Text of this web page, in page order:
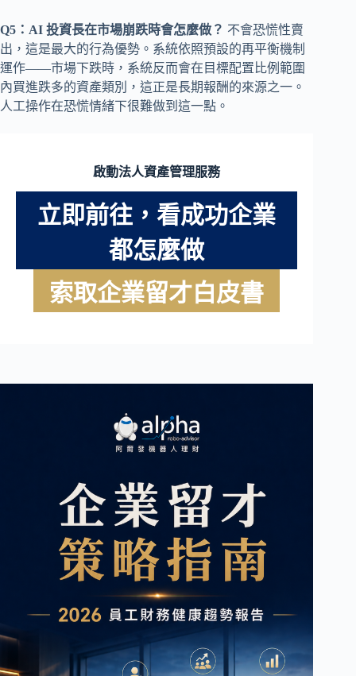
Q5：AI 投資長在市場崩跌時會怎麼做？ 不會恐慌性賣
出，這是最大的行為優勢。系統依照預設的再平衡機制
運作——市場下跌時，系統反而會在目標配置比例範圍
內買進跌多的資產類別，這正是長期報酬的來源之一。
人工操作在恐慌情緒下很難做到這一點。
啟動法人資產管理服務
立即前往，看成功企業
都怎麼做
索取企業留才白皮書